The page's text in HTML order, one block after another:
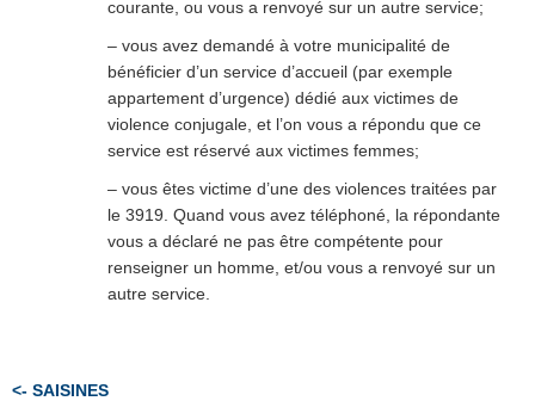
courante, ou vous a renvoyé sur un autre service;
– vous avez demandé à votre municipalité de
bénéficier d’un service d’accueil (par exemple
appartement d’urgence) dédié aux victimes de
violence conjugale, et l’on vous a répondu que ce
service est réservé aux victimes femmes;
– vous êtes victime d’une des violences traitées par
le 3919. Quand vous avez téléphoné, la répondante
vous a déclaré ne pas être compétente pour
renseigner un homme, et/ou vous a renvoyé sur un
autre service.
<- SAISINES